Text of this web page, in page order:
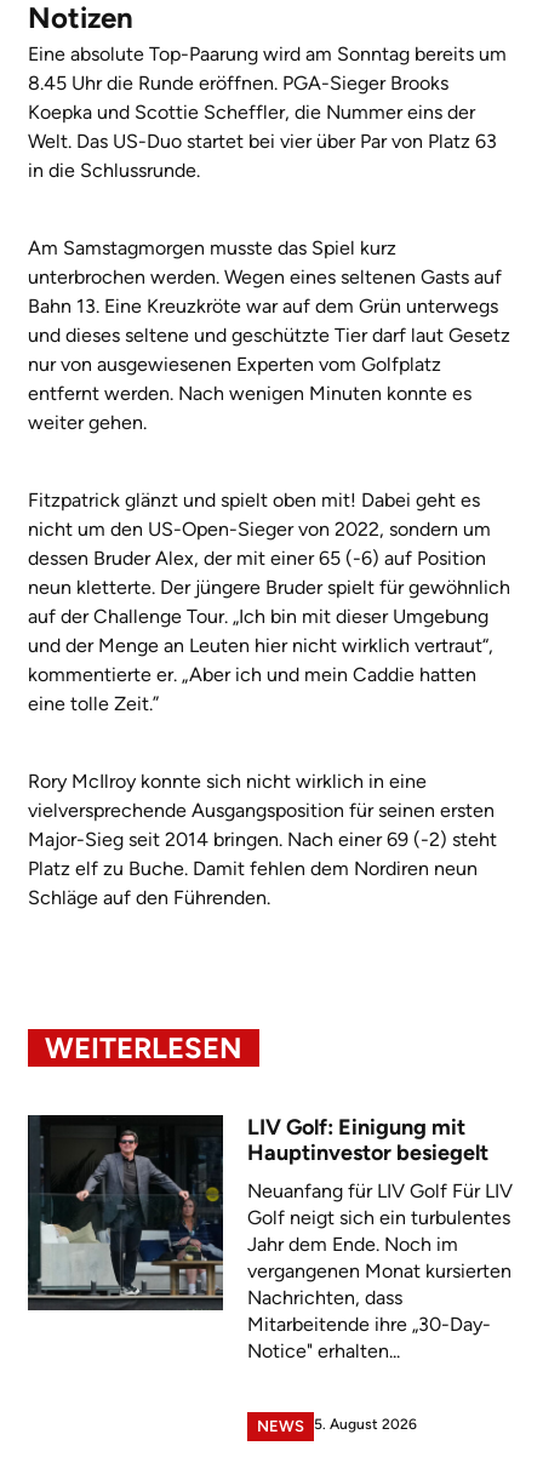
Notizen
Eine absolute Top-Paarung wird am Sonntag bereits um
8.45 Uhr die Runde eröffnen. PGA-Sieger Brooks
Koepka und Scottie Scheffler, die Nummer eins der
Welt. Das US-Duo startet bei vier über Par von Platz 63
in die Schlussrunde.
Am Samstagmorgen musste das Spiel kurz
unterbrochen werden. Wegen eines seltenen Gasts auf
Bahn 13. Eine Kreuzkröte war auf dem Grün unterwegs
und dieses seltene und geschützte Tier darf laut Gesetz
nur von ausgewiesenen Experten vom Golfplatz
entfernt werden. Nach wenigen Minuten konnte es
weiter gehen.
Fitzpatrick glänzt und spielt oben mit! Dabei geht es
nicht um den US-Open-Sieger von 2022, sondern um
dessen Bruder Alex, der mit einer 65 (-6) auf Position
neun kletterte. Der jüngere Bruder spielt für gewöhnlich
auf der Challenge Tour. „Ich bin mit dieser Umgebung
und der Menge an Leuten hier nicht wirklich vertraut“,
kommentierte er. „Aber ich und mein Caddie hatten
eine tolle Zeit.”
Rory McIlroy konnte sich nicht wirklich in eine
vielversprechende Ausgangsposition für seinen ersten
Major-Sieg seit 2014 bringen. Nach einer 69 (-2) steht
Platz elf zu Buche. Damit fehlen dem Nordiren neun
Schläge auf den Führenden.
WEITERLESEN
LIV Golf: Einigung mit
Hauptinvestor besiegelt
Neuanfang für LIV Golf Für LIV
Golf neigt sich ein turbulentes
Jahr dem Ende. Noch im
vergangenen Monat kursierten
Nachrichten, dass
Mitarbeitende ihre „30-Day-
Notice" erhalten...
NEWS 5. August 2026